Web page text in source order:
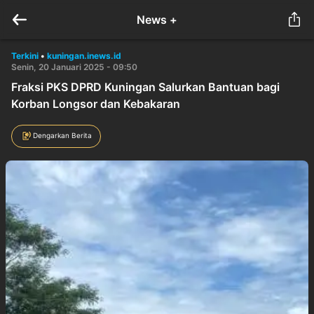
News +
Terkini • kuningan.inews.id
Senin, 20 Januari 2025 - 09:50
Fraksi PKS DPRD Kuningan Salurkan Bantuan bagi
Korban Longsor dan Kebakaran
Dengarkan Berita